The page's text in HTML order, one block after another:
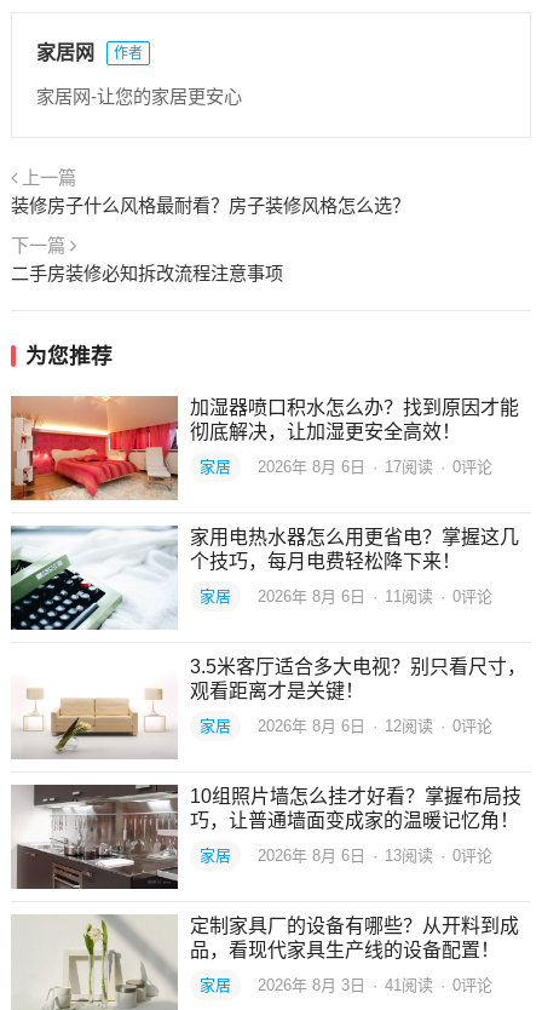
家居网 作者
家居网-让您的家居更安心
上一篇
装修房子什么风格最耐看？房子装修风格怎么选？
下一篇
二手房装修必知拆改流程注意事项
为您推荐
加湿器喷口积水怎么办？找到原因才能
彻底解决，让加湿更安全高效！
家居 2026年 8月 6日 · 17阅读 · 0评论
家用电热水器怎么用更省电？掌握这几
个技巧，每月电费轻松降下来！
家居 2026年 8月 6日 · 11阅读 · 0评论
3.5米客厅适合多大电视？别只看尺寸，
观看距离才是关键！
家居 2026年 8月 6日 · 12阅读 · 0评论
10组照片墙怎么挂才好看？掌握布局技
巧，让普通墙面变成家的温暖记忆角！
家居 2026年 8月 6日 · 13阅读 · 0评论
定制家具厂的设备有哪些？从开料到成
品，看现代家具生产线的设备配置！
家居 2026年 8月 3日 · 41阅读 · 0评论